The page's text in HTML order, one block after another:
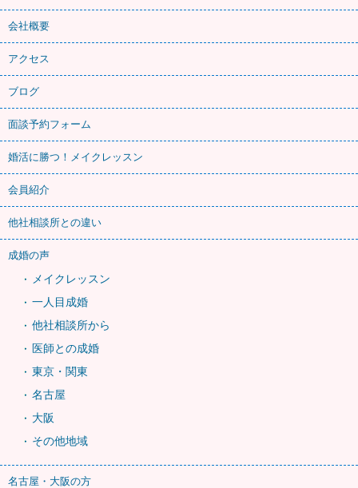
会社概要
アクセス
ブログ
面談予約フォーム
婚活に勝つ！メイクレッスン
会員紹介
他社相談所との違い
成婚の声
メイクレッスン
一人目成婚
他社相談所から
医師との成婚
東京・関東
名古屋
大阪
その他地域
名古屋・大阪の方